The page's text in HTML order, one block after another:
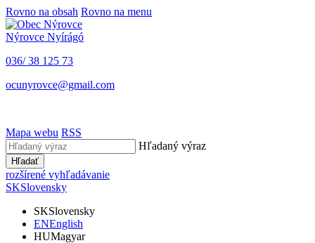
Rovno na obsah Rovno na menu
Nýrovce Nyírágó
036/ 38 125 73
ocunyrovce@gmail.com
Mapa webu RSS
Hľadaný výraz
Hľadať
rozšírené vyhľadávanie
SKSlovensky
SKSlovensky
ENEnglish
HUMagyar